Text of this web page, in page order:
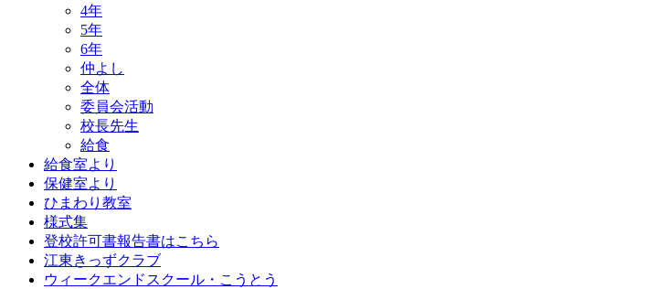
4年
5年
6年
仲よし
全体
委員会活動
校長先生
給食
給食室より
保健室より
ひまわり教室
様式集
登校許可書報告書はこちら
江東きっずクラブ
ウィークエンドスクール・こうとう